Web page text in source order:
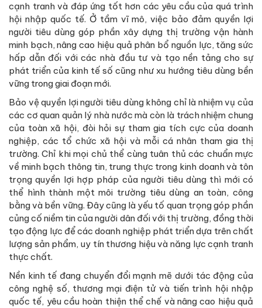
cạnh tranh và đáp ứng tốt hơn các yêu cầu của quá trình
hội nhập quốc tế. Ở tầm vĩ mô, việc bảo đảm quyền lợi
người tiêu dùng góp phần xây dựng thị trường vận hành
minh bạch, nâng cao hiệu quả phân bổ nguồn lực, tăng sức
hấp dẫn đối với các nhà đầu tư và tạo nền tảng cho sự
phát triển của kinh tế số cũng như xu hướng tiêu dùng bền
vững trong giai đoạn mới.
Bảo vệ quyền lợi người tiêu dùng không chỉ là nhiệm vụ của
các cơ quan quản lý nhà nước mà còn là trách nhiệm chung
của toàn xã hội, đòi hỏi sự tham gia tích cực của doanh
nghiệp, các tổ chức xã hội và mỗi cá nhân tham gia thị
trường. Chỉ khi mọi chủ thể cùng tuân thủ các chuẩn mực
về minh bạch thông tin, trung thực trong kinh doanh và tôn
trọng quyền lợi hợp pháp của người tiêu dùng thì mới có
thể hình thành một môi trường tiêu dùng an toàn, công
bằng và bền vững. Đây cũng là yếu tố quan trọng góp phần
củng cố niềm tin của người dân đối với thị trường, đồng thời
tạo động lực để các doanh nghiệp phát triển dựa trên chất
lượng sản phẩm, uy tín thương hiệu và năng lực cạnh tranh
thực chất.
Nền kinh tế đang chuyển đổi mạnh mẽ dưới tác động của
công nghệ số, thương mại điện tử và tiến trình hội nhập
quốc tế, yêu cầu hoàn thiện thể chế và nâng cao hiệu quả